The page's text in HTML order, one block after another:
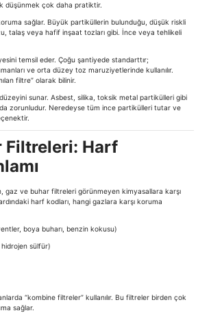
düşünmek çok daha pratiktir.
sağlar. Büyük partiküllerin bulunduğu, düşük riskli
talaş veya hafif inşaat tozları gibi. İnce veya tehlikeli
temsil eder. Çoğu şantiyede standarttır;
ve orta düzey toz maruziyetlerinde kullanılır.
filtre” olarak bilinir.
sunar. Asbest, silika, toksik metal partikülleri gibi
zorunludur. Neredeyse tüm ince partikülleri tutar ve
Filtreleri: Harf
ve buhar filtreleri görünmeyen kimyasallara karşı
harf kodları, hangi gazlara karşı koruma
boya buharı, benzin kokusu)
sülfür)
“kombine filtreler” kullanılır. Bu filtreler birden çok
sağlar.